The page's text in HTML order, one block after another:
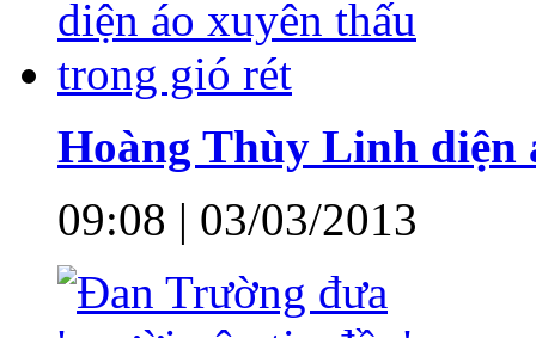
Hoàng Thùy Linh diện
09:08 | 03/03/2013